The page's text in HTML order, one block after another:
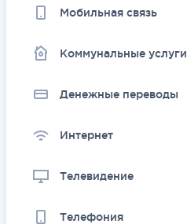
Мобильная связь
Коммунальные услуги
Денежные переводы
Интернет
Телевидение
Телефония